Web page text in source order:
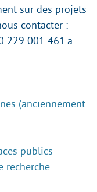
sur des projets
contacter :
229 001 461.a
(anciennement
publics
recherche